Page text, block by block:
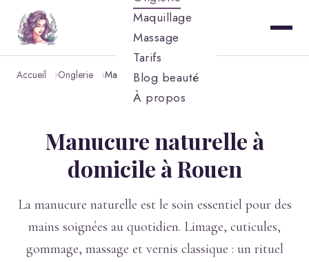
Maquillage
Massage
Tarifs
Blog beauté
À propos
Accueil Onglerie Manucure naturelle
Manucure naturelle à
domicile à Rouen
La manucure naturelle est le soin essentiel pour des
mains soignées au quotidien. Limage, cuticules,
gommage, massage et vernis classique : un rituel